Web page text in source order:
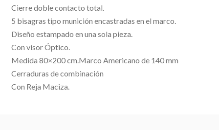
Cierre doble contacto total.
5 bisagras tipo munición encastradas en el marco.
Diseño estampado en una sola pieza.
Con visor Óptico.
Medida 80×200 cm.Marco Americano de 140 mm
Cerraduras de combinación
Con Reja Maciza.